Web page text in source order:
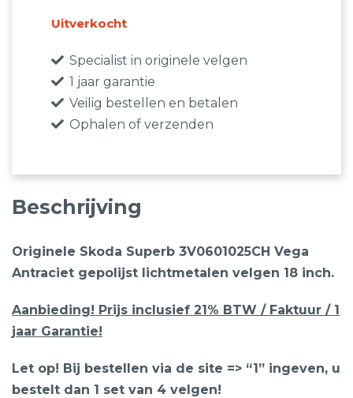
€1.995,00.
€899,00.
Uitverkocht
Specialist in originele velgen
1 jaar garantie
Veilig bestellen en betalen
Ophalen of verzenden
Beschrijving
Originele Skoda Superb 3V0601025CH Vega
Antraciet gepolijst lichtmetalen velgen 18 inch.
Aanbieding! Prijs inclusief 21% BTW / Faktuur / 1
jaar Garantie!
Let op! Bij bestellen via de site => “1” ingeven, u
bestelt dan 1 set van 4 velgen!